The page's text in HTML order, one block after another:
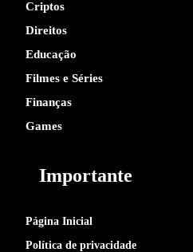
Criptos
Direitos
Educação
Filmes e Séries
Finanças
Games
Importante
Página Inicial
Política de privacidade